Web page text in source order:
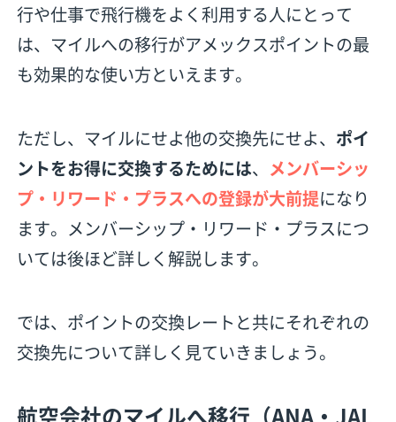
行や仕事で飛行機をよく利用する人にとって
は、マイルへの移行がアメックスポイントの最
も効果的な使い方といえます。
ただし、マイルにせよ他の交換先にせよ、 ポイ
ントをお得に交換するためには、 メンバーシッ
プ・リワード・プラスへの登録が大前提になり
ます。メンバーシップ・リワード・プラスにつ
いては後ほど詳しく解説します。
では、ポイントの交換レートと共にそれぞれの
交換先について詳しく見ていきましょう。